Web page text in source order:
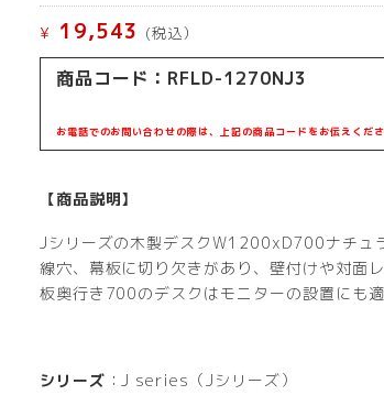
¥ 19,543 (税込）
商品コード：RFLD-1270NJ3
お電話でのお問い合わせの際は、上記の商品コードをお伝えくだ
【商品説明】
Jシリーズの木製デスクW1200xD700ナチュ
線穴、幕板に切り欠きがあり、壁付けや対面
板奥行き700のデスクはモニターの設置にも適
シリーズ ：J series（Jシリーズ）